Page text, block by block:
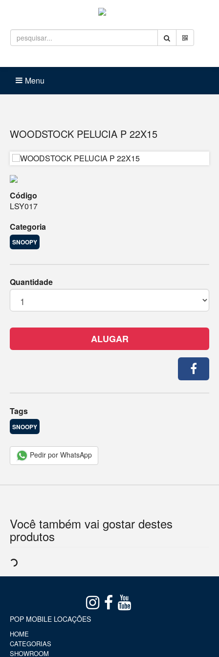
Menu
WOODSTOCK PELUCIA P 22X15
Código
LSY017
Categoria
SNOOPY
Quantidade
ALUGAR
Tags
SNOOPY
Pedir por WhatsApp
Você também vai gostar destes
produtos
POP MOBILE LOCAÇÕES
HOME
CATEGORIAS
SHOWROOM